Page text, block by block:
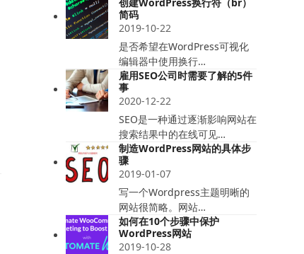
简码
2019-10-22
是否希望在WordPress可视化
编辑器中使用换行…
雇用SEO公司时需要了解的5件
事
2020-12-22
SEO是一种通过逐渐影响网站在
搜索结果中的在线可见…
制造WordPress网站的具体步
骤
2019-01-07
写一个Wordpress主题明晰的
网站很简略。网站…
如何在10个步骤中保护
WordPress网站
2019-10-28